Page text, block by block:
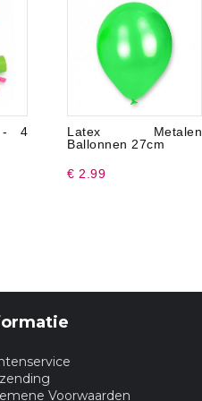
- 4
Latex Metalen
Ballonnen 27cm
€ 2.99
Voorwaarden